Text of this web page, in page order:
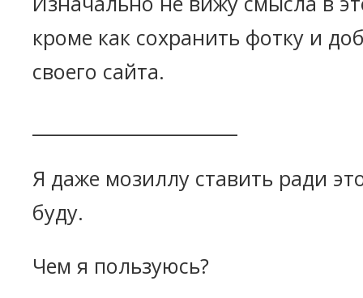
кроме как сохранить фотку и
своего сайта.
Я даже мозиллу ставить ради
буду.
Чем я пользуюсь?